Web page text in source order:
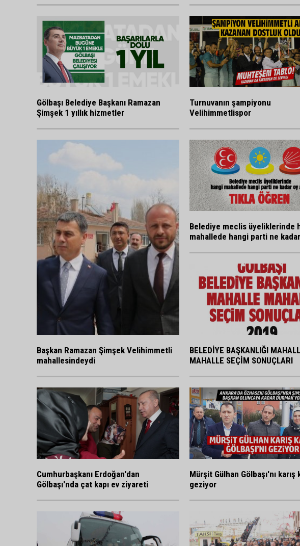
Gölbaşı Belediye Başkanı Ramazan
Şimşek 1 yıllık hizmetler
Turnuvanın şampiyonu
Velihimmetlispor
Başkan Ramazan Şimşek Velihimmetli
mahallesindeydi
Belediye meclis üyeliklerinde
mahallede hangi parti ne
BELEDİYE BAŞKANLIĞI
MAHALLE SEÇİM SONUÇLARI
Cumhurbaşkanı Erdoğan'dan
Gölbaşı'nda çat kapı ev ziyareti
Mürşit Gülhan Gölbaşı'nı karış
geziyor